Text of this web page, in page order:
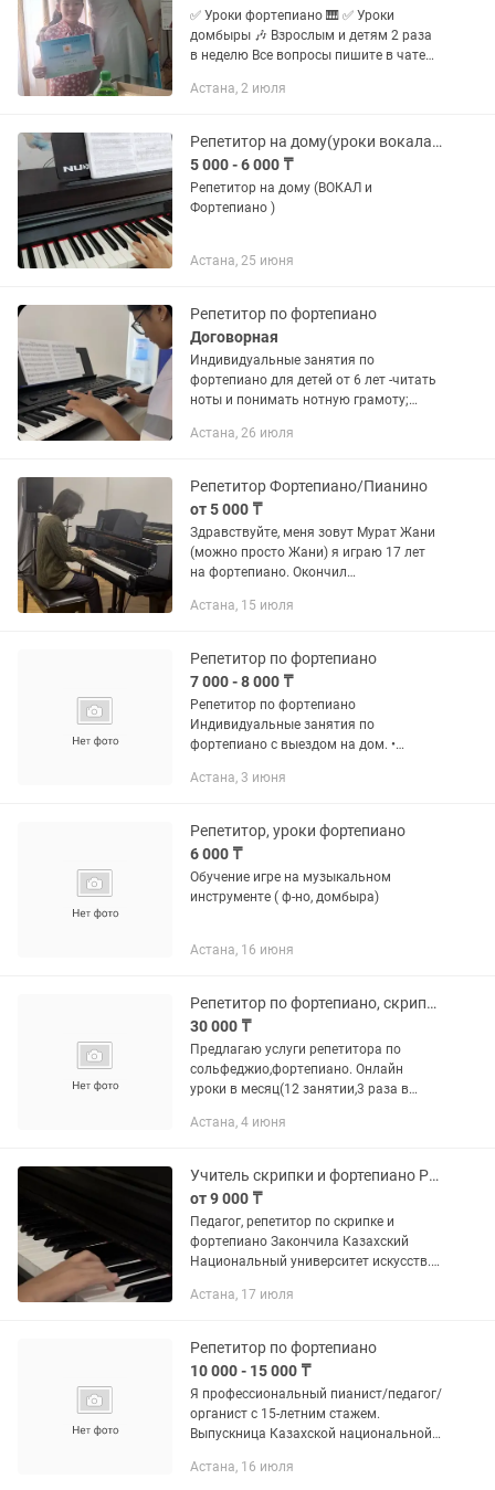
✅ Уроки фортепиано 🎹 ✅ Уроки
домбыры 🎶 Взрослым и детям 2 раза
в неделю Все вопросы пишите в чате
Астана, 2 июля
Репетитор на дому(уроки вокала фортепиано )
5 000 - 6 000 ₸
Репетитор на дому (ВОКАЛ и
Фортепиано )
Астана, 25 июня
Репетитор по фортепиано
Договорная
Индивидуальные занятия по
фортепиано для детей от 6 лет -читать
ноты и понимать нотную грамоту;
проводяться на дому у вас, также в
Астана, 26 июля
Репетитор Фортепиано/Пианино
от 5 000 ₸
Здравствуйте, меня зовут Мурат Жани
(можно просто Жани) я играю 17 лет
на фортепиано. Окончил
школу и колледж КазНУИ, сейчас
фортепиано...
Астана, 15 июля
Репетитор по фортепиано
7 000 - 8 000 ₸
Репетитор по фортепиано
Индивидуальные занятия по
фортепиано с выездом на дом. •
Стаж преподавания — 32 года • Высшее
Казахскую...
Астана, 3 июня
Репетитор, уроки фортепиано
6 000 ₸
Обучение игре на музыкальном
инструменте ( ф-но, домбыра)
Астана, 16 июня
Репетитор по фортепиано, скрипке, сольфеджио
30 000 ₸
Предлагаю услуги репетитора по
сольфеджио,фортепиано. Онлайн
уроки в месяц(12 занятии,3 раза в
неделю- 14.000(в месяц) Выезд на
Астана, 4 июня
Учитель скрипки и фортепиано Репетитор по фортепиано и скрипке
от 9 000 ₸
Педагог, репетитор по скрипке и
фортепиано Закончила Казахский
Национальный университет искусств.
лет. Во время занятий изучаем нотную
Астана, 17 июля
Репетитор по фортепиано
10 000 - 15 000 ₸
Я профессиональный пианист/педагог/
органист с 15-летним стажем.
Выпускница Казахской национальной
Обучаю исполнительскому мастерству
Астана, 16 июля